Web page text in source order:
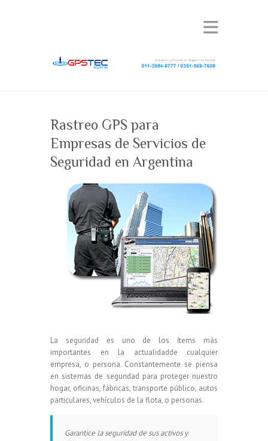
Rastreo GPS para
Empresas de Servicios de
Seguridad en Argentina
La seguridad es uno de los ítems más
importantes en la actualidadde cualquier
empresa, o persona. Constantemente se piensa
en sistemas de seguridad para proteger nuestro
hogar, oficinas, fábricas, transporte público, autos
particulares, vehículos de la flota, o personas.
Garantice la seguridad de sus activos y